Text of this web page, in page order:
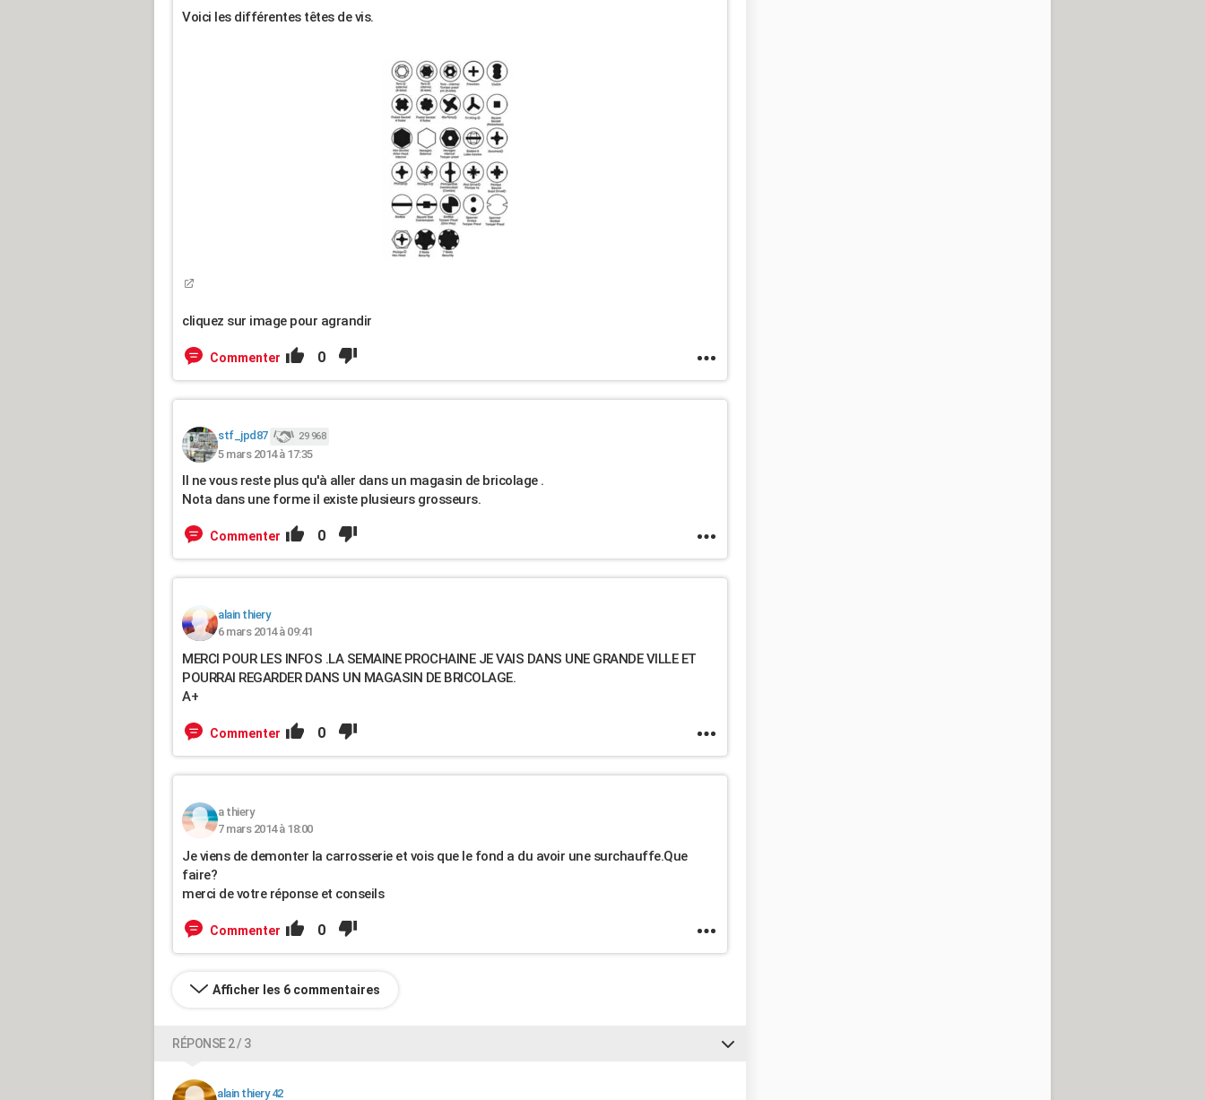
Voici les différentes têtes de vis.
cliquez sur image pour agrandir
Commenter 0
stf_jpd87 29 968
5 mars 2014 à 17:35
Il ne vous reste plus qu'à aller dans un magasin de bricolage .
Nota dans une forme il existe plusieurs grosseurs.
Commenter 0
alain thiery
6 mars 2014 à 09:41
MERCI POUR LES INFOS .LA SEMAINE PROCHAINE JE VAIS DANS UNE GRANDE VILLE ET
POURRAI REGARDER DANS UN MAGASIN DE BRICOLAGE.
A+
Commenter 0
a thiery
7 mars 2014 à 18:00
Je viens de demonter la carrosserie et vois que le fond a du avoir une surchauffe.Que
faire?
merci de votre réponse et conseils
Commenter 0
Afficher les 6 commentaires
RÉPONSE 2 / 3
alain thiery 42